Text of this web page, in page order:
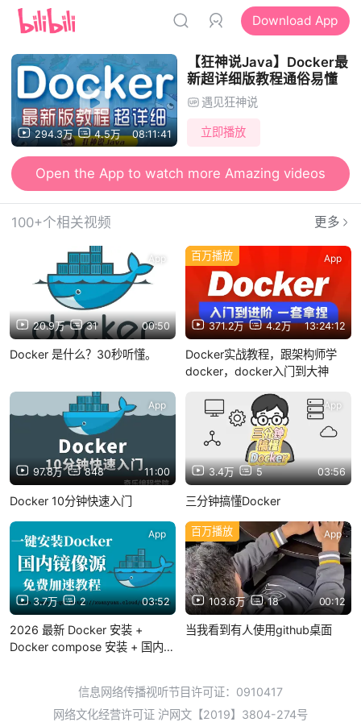
Download App
294.3万 4.5万 08:11:41
【狂神说Java】Docker最
新超详细版教程通俗易懂
遇见狂神说
立即播放
Open the App to watch more Amazing videos
100+个相关视频 更多
20.9万 31 00:50
App
Docker 是什么？30秒听懂。
371.2万 4.2万 13:24:12
百万播放 App
Docker实战教程，跟架构师学
docker，docker入门到大神
97.8万 848 11:00
App
Docker 10分钟快速入门
3.4万 5 03:56
App
三分钟搞懂Docker
3.7万 2 03:52
App
2026 最新 Docker 安装 +
Docker compose 安装 + 国内镜
103.6万 18 00:12
百万播放 App
当我看到有人使用github桌面
信息网络传播视听节目许可证：0910417
网络文化经营许可证 沪网文【2019】3804-274号